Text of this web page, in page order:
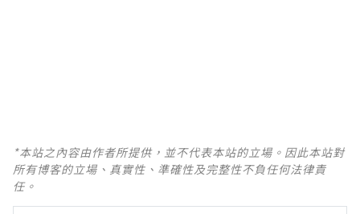
*本站之內容由作者所提供，並不代表本站的立場。因此本站對
所有博客的立場、真實性、準確性及完整性不負任何法律責
任。